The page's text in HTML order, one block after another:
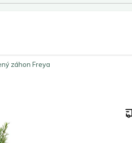
záhon Freya